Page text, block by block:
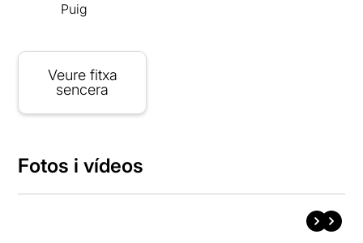
Puig
Veure fitxa
sencera
Fotos i vídeos